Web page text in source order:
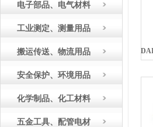
电子部品、电气材料
工业测定、测量用品
搬运传送、物流用品
安全保护、环境用品
化学制品、化工材料
五金工具、配管电材